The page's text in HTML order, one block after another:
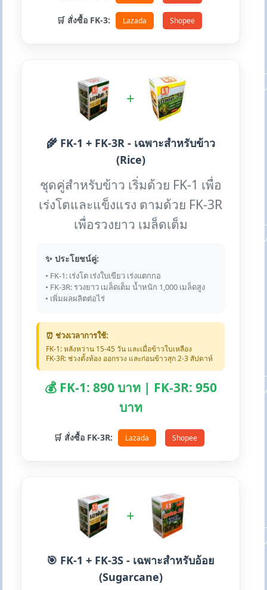
🛒 สั่งซื้อ FK-3: Lazada Shopee
+
🌾 FK-1 + FK-3R - เฉพาะสำหรับข้าว
(Rice)
ชุดคู่สำหรับข้าว เริ่มด้วย FK-1 เพื่อ
เร่งโตและแข็งแรง ตามด้วย FK-3R
เพื่อรวงยาว เมล็ดเต็ม
✨ ประโยชน์คู่:
• FK-1: เร่งโต เร่งใบเขียว เร่งแตกกอ
• FK-3R: รวงยาว เมล็ดเต็ม น้ำหนัก 1,000 เมล็ดสูง
• เพิ่มผลผลิตต่อไร่
⏰ ช่วงเวลาการใช้:
FK-1: หลังหว่าน 15-45 วัน และเมื่อข้าวใบเหลือง
FK-3R: ช่วงตั้งท้อง ออกรวง และก่อนข้าวสุก 2-3 สัปดาห์
💰 FK-1: 890 บาท | FK-3R: 950
บาท
🛒 สั่งซื้อ FK-3R: Lazada Shopee
+
🎯 FK-1 + FK-3S - เฉพาะสำหรับอ้อย
(Sugarcane)